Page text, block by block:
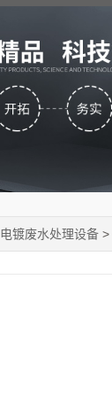
电镀废水处理设备 >